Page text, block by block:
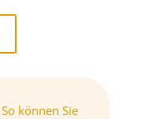
So können Sie